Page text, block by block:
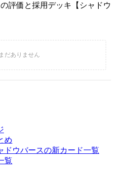
評価と採用デッキ【シャドウ
め
ドウバースの新カード一覧
覧